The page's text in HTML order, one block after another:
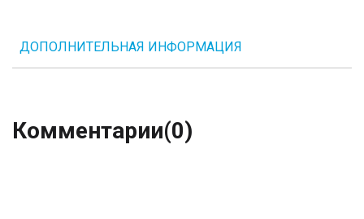
ДОПОЛНИТЕЛЬНАЯ ИНФОРМАЦИЯ
Комментарии(0)